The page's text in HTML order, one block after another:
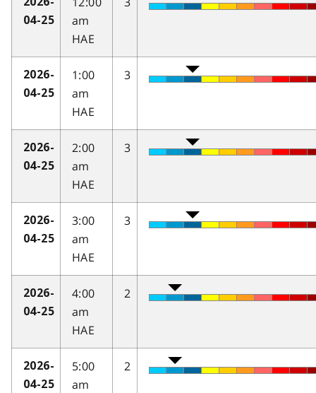
04-25
am
HAE
2026-
04-25
1:00
am
HAE
3
2026-
04-25
2:00
am
HAE
3
2026-
04-25
3:00
am
HAE
3
2026-
04-25
4:00
am
HAE
2
2026-
04-25
5:00
am
2